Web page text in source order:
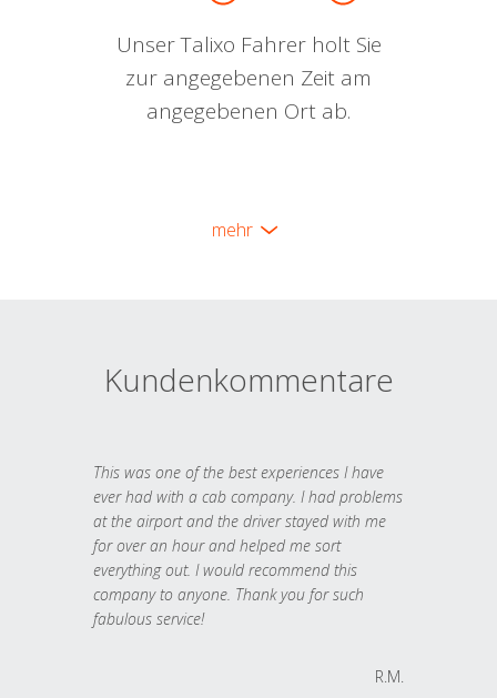
Unser Talixo Fahrer holt Sie
zur angegebenen Zeit am
angegebenen Ort ab.
mehr
Kundenkommentare
This was one of the best experiences I have
ever had with a cab company. I had problems
at the airport and the driver stayed with me
for over an hour and helped me sort
everything out. I would recommend this
company to anyone. Thank you for such
fabulous service!
R.M.